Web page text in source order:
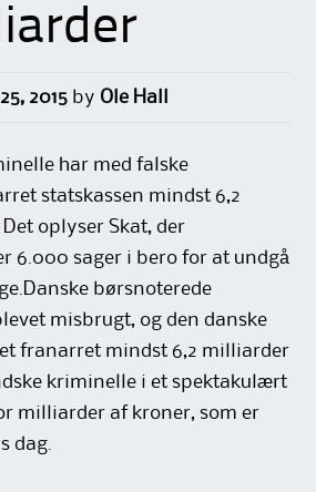
2015 by Ole Hall
har med falske
statskassen mindst 6,2
oplyser Skat, der
6.000 sager i bero for at undgå
børsnoterede
misbrugt, og den danske
franarret mindst 6,2 milliarder
kriminelle i et spektakulært
milliarder af kroner, som er
dag.